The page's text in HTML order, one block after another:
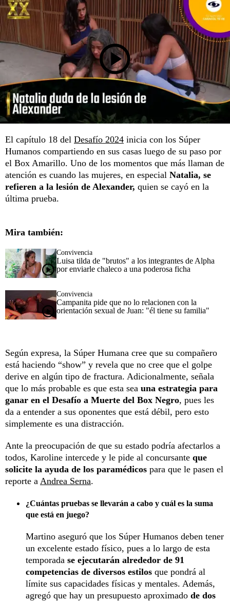
El capítulo 18 del Desafío 2024 inicia con los Súper
Humanos compartiendo en sus casas luego de su paso por
el Box Amarillo. Uno de los momentos que más llaman de
atención es cuando las mujeres, en especial Natalia, se
refieren a la lesión de Alexander, quien se cayó en la
última prueba.
Mira también:
Convivencia
Luisa tilda de "brutos" a los integrantes de Alpha
por enviarle chaleco a una poderosa ficha
Convivencia
Campanita pide que no lo relacionen con la
orientación sexual de Juan: "él tiene su familia"
Según expresa, la Súper Humana cree que su compañero
está haciendo “show” y revela que no cree que el golpe
derive en algún tipo de fractura. Adicionalmente, señala
que lo más probable es que esta sea una estrategia para
ganar en el Desafío a Muerte del Box Negro, pues les
da a entender a sus oponentes que está débil, pero esto
simplemente es una distracción.
Ante la preocupación de que su estado podría afectarlos a
todos, Karoline intercede y le pide al concursante que
solicite la ayuda de los paramédicos para que le pasen el
reporte a Andrea Serna.
¿Cuántas pruebas se llevarán a cabo y cuál es la suma
que está en juego?
Martino aseguró que los Súper Humanos deben tener
un excelente estado físico, pues a lo largo de esta
temporada se ejecutarán alrededor de 91
competencias de diversos estilos que pondrá al
límite sus capacidades físicas y mentales. Además,
agregó que hay un presupuesto aproximado de dos